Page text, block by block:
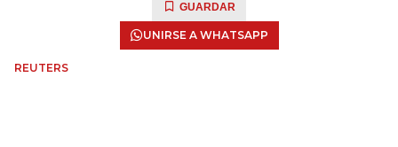
GUARDAR
UNIRSE A WHATSAPP
REUTERS